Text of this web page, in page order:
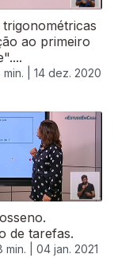
ao primeiro
min. | 14 dez. 2020
de tarefas.
min. | 04 jan. 2021